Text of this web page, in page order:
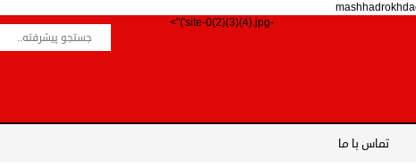
-site-0(2)(3)(4).jpg')">
تماس با ما